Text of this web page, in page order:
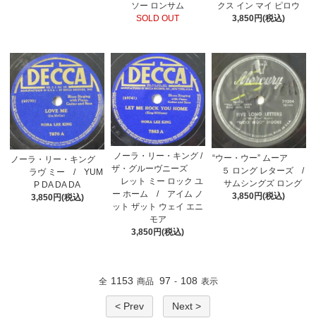
ソー ロンサム
SOLD OUT
クス イン マイ ピロウ
3,850円(税込)
ノーラ・リー・キング
ラヴ ミー / YUM
P DA DA DA
3,850円(税込)
ノーラ・リー・キング /
ザ・グルーヴニーズ
レット ミー ロック ユ
ー ホーム / アイム ノ
ット ザット ウェイ エニ
モア
3,850円(税込)
“ウー・ウー” ムーア
５ ロング レターズ /
サムシングズ ロング
3,850円(税込)
全 1153 商品 97 - 108 表示
< Prev Next >